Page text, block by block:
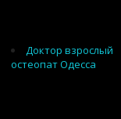
Доктор взрослый
остеопат Одесса